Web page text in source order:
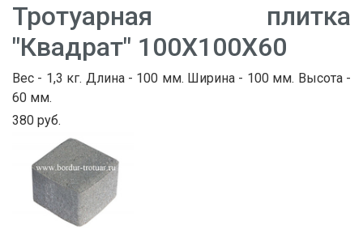
Тротуарная плитка
"Квадрат" 100Х100Х60
Вес - 1,3 кг. Длина - 100 мм. Ширина - 100 мм. Высота -
60 мм.
380 руб.